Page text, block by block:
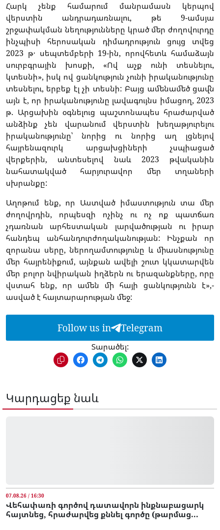
Հարկ չենք համարում մանրամասն կերպով
վերստին անդրադառնալու, թե 9-ամսյա
շրջափակման նեղությունները կրած մեր ժողովուրդը
ինչպիսի հերոսական դիմադրություն ցույց տվեց
2023 թ․ սեպտեմբերի 19-ին, որովհետև համաձայն
սուրբգրային խոսքի, «Ով աչք ունի տեսնելու,
կտեսնի», իսկ ով ցանկություն չունի իրականությունը
տեսնելու, երբեք էլ չի տեսնի: Բայց ամենամեծ ցավն
այն է, որ իրականությունը լավագույնս իմացող, 2023
թ. Արցախին օգնելուց պաշտոնապես հրաժարված
անձինք չեն վարանում վերստին խեղաթյուրելու
իրականությունը՝ նորից ու նորից աղ լցնելով
հայրենազուրկ արցախցիների չսպիացած
վերքերին, անտեսելով նաև 2023 թվականին
նահատակված հարյուրավոր մեր տղաների
սխրանքը:
Աղոթում ենք, որ Աստված իմաստություն տա մեր
ժողովրդին, որպեսզի ոչինչ ու ոչ ոք պատճառ
չդառնան արհեստական լարվածության ու իրար
հանդեպ անհանդուրժողականության: Ինչքան որ
զորանա սերը, ներողամտությունը և միասնությունը
մեր հայրենիքում, այնքան ավելի շուտ կկատարվեն
մեր բոլոր նվիրական իղձերն ու երազանքները, որը
վստահ ենք, որ ամեն մի հայի ցանկությունն է»,-
ասված է հայտարարության մեջ:
Follow us in Telegram
Տարածել:
Կարդացեք նաև
07.08.26 / 16:30
Վեհափառի գործով դատավորն ինքնաբացարկ
հայտնեց, հրաժարվեց քննել գործը (թարմաց...